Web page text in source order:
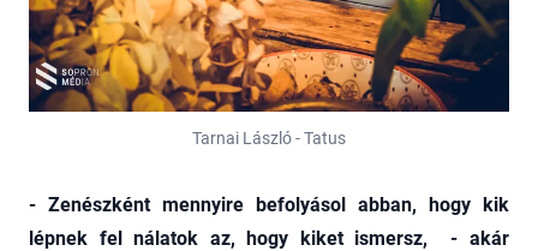
Tarnai László - Tatus
- Zenészként mennyire befolyásol abban, hogy kik
lépnek fel nálatok az, hogy kiket ismersz, - akár